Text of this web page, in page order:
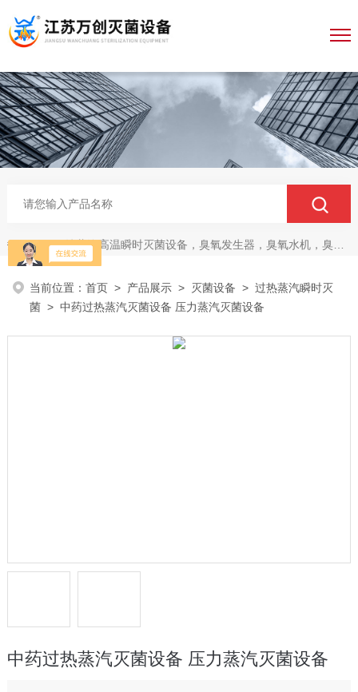
热门关键词：纯蒸汽高温瞬时灭菌设备，臭氧发生器，臭氧水机，臭氧灭菌柜，无菌传递仓
当前位置：首页 > 产品展示 > 灭菌设备 >过热蒸汽瞬时灭
菌
> 中药过热蒸汽灭菌设备 压力蒸汽灭菌设备
中药过热蒸汽灭菌设备 压力蒸汽灭菌设备